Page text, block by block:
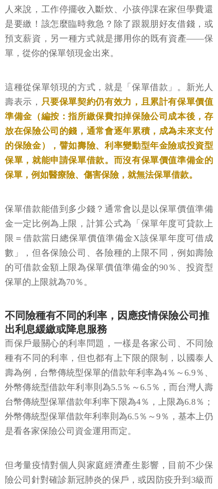
人來說，工作停擺收入斷炊、小孩停課在家但學費還
是要繳！該怎麼臨時救急？除了跟親朋好友借錢，或
預支薪資，另一種方式就是挪用你的既有資產——保
單，從你的保單領現金出來。
這種從保單領現的方式，就是「保單借款」。新光人
壽表示， 只要保單契約仍有效力，且累計有保單價值
準備金（編按：指所繳保費扣掉保險公司成本後，存
放在保險公司的錢，通常會逐年累積，成為未來支付
的保險金），譬如壽險、利率變動型年金險或投資型
保單，就能申請保單借款。而沒有保單價值準備金的
保單，例如醫療險、傷害保險，就無法保單借款。
保單借款能借到多少錢？通常會以是以保單價值準備
金一定比例為上限，計算公式為「保單年度可貸款上
限＝借款當日總保單價值準備金X該保單年度可借成
數」，但各保險公司、各險種的上限不同，例如壽險
的可借款金額上限為保單價值準備金的90％、投資型
保單的上限就為70％。
不同險種有不同的利率，因應疫情保險公司推
出利息緩繳或降息服務
而保戶最關心的利率問題，一樣是各家公司、不同險
種有不同的利率，但也都有上下限的限制，以國泰人
壽為例，台幣傳統型保單的借款年利率為4％～6.9％、
外幣傳統型借款年利率則為5.5％～6.5％，而台灣人壽
台幣傳統型保單借款年利率下限為4％，上限為6.8％；
外幣傳統型保單借款年利率則為6.5％～9％，基本上仍
是看各家保險公司資金運用而定。
但考量疫情對個人與家庭經濟產生影響，目前不少保
險公司針對確診新冠肺炎的保戶，或因防疫升到3級而